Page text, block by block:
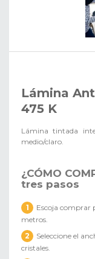
Lámina
475 K
Lámina tintada
medio/claro.
¿CÓMO
tres pasos
1
Escoja comprar
metros.
2
Seleccione el
cristales.